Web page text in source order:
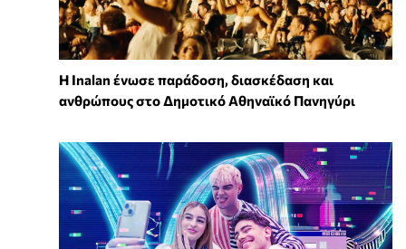
Η Inalan ένωσε παράδοση, διασκέδαση και
ανθρώπους στο Δημοτικό Αθηναϊκό Πανηγύρι